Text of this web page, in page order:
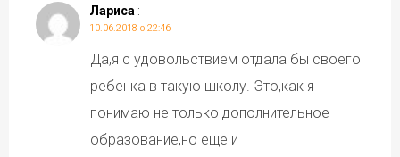
Лариса :
10.06.2018 о 22:46
Да,я с удовольствием отдала бы своего
ребенка в такую школу. Это,как я
понимаю не только дополнительное
образование,но еще и